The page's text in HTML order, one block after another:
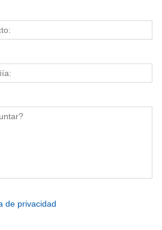
de privacidad